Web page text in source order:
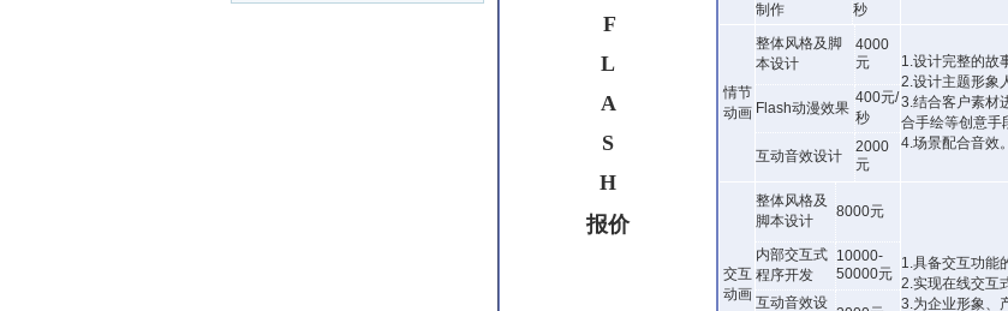
F
L
A
S
H
报价
制作
秒
情节
动画
整体风格及脚
本设计
4000
元
Flash动漫效果
400元/
秒
互动音效设计
2000
元
1.设计完整的故
2.设计主题形象
3.结合客户素材
合手绘等创意手
4.场景配合音效。
交互
动画
整体风格及
脚本设计
8000元
内部交互式
程序开发
10000-
50000元
互动音效设
1.具备交互功能
2.实现在线交互
3.为企业形象、